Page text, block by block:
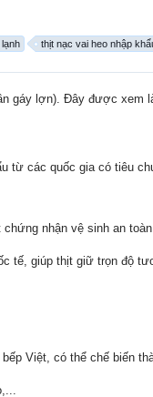
thịt nạc vai heo nhập
gáy lợn). Đây được
từ các quốc gia có tiêu
nhận vệ sinh an
tế, giúp thịt giữ trọn độ
Việt, có thể chế biến